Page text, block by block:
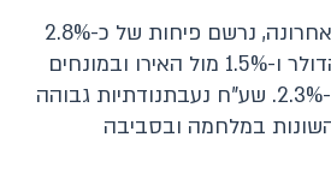
מאז החלטת הריבית האחרונה, נרשם פיחות של כ-2.8%
בערכו של השקל מול הדולר ו-1.5% מול האירו ובמונחים
נומינליים אפקטיביים ב-2.3%. שע"ח נעבתנודתיות גבוהה
במלחמה ובסביבה